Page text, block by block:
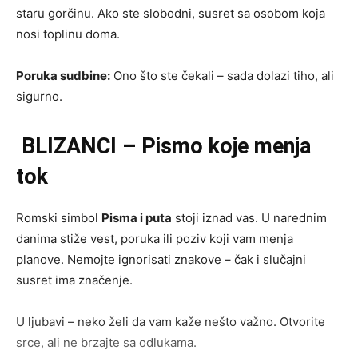
staru gorčinu. Ako ste slobodni, susret sa osobom koja
nosi toplinu doma.
Poruka sudbine: Ono što ste čekali – sada dolazi tiho, ali
sigurno.
BLIZANCI – Pismo koje menja
tok
Romski simbol Pisma i puta stoji iznad vas. U narednim
danima stiže vest, poruka ili poziv koji vam menja
planove. Nemojte ignorisati znakove – čak i slučajni
susret ima značenje.
U ljubavi – neko želi da vam kaže nešto važno. Otvorite
srce, ali ne brzajte sa odlukama.